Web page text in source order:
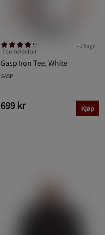
Gasp Iron Tee, White
+ 2 farger
7 anmeldelser
GASP
699 kr Kjøp